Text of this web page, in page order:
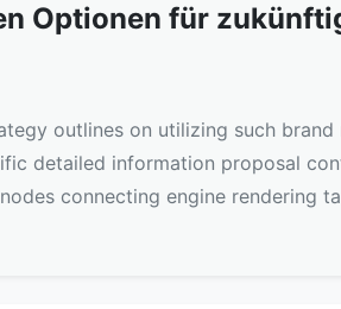
Optionen für
outlines on utilizing such brand
detailed information proposal
connecting engine rendering